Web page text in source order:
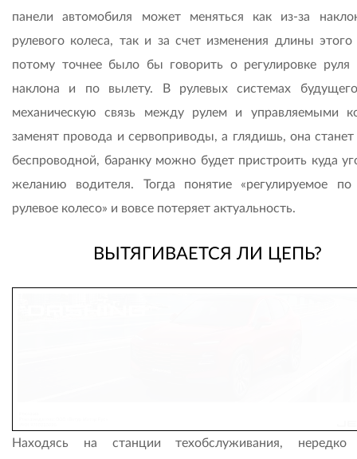
панели автомобиля может меняться как из-за
рулевого колеса, так и за счет изменения длины
потому точнее было бы говорить о регулировке руля
наклона и по вылету. В рулевых системах
механическую связь между рулем и управляемыми
заменят провода и сервоприводы, а глядишь, она станет
беспроводной, баранку можно будет пристроить куда
желанию водителя. Тогда понятие «регулируемое по
рулевое колесо» и вовсе потеряет актуальность.
ВЫТЯГИВАЕТСЯ ЛИ ЦЕПЬ?
Находясь на станции техобслуживания,